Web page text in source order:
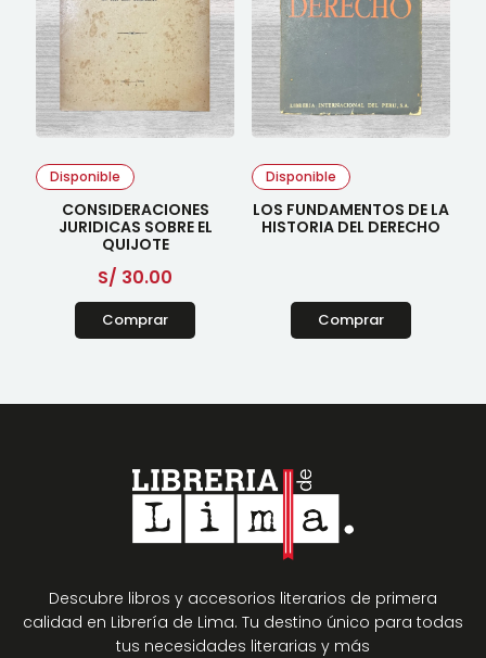
Disponible
CONSIDERACIONES
JURIDICAS SOBRE EL
QUIJOTE
S/ 30.00
Comprar
Disponible
LOS FUNDAMENTOS DE LA
HISTORIA DEL DERECHO
Comprar
Descubre libros y accesorios literarios de primera
calidad en Librería de Lima. Tu destino único para todas
tus necesidades literarias y más